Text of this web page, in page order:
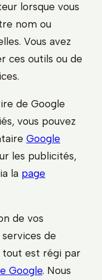
lorsque vous
nom ou
Vous avez
ces outils ou de
de Google
vous pouvez
Google
les publicités,
la page
de vos
de
tout est régi par
Google. Nous